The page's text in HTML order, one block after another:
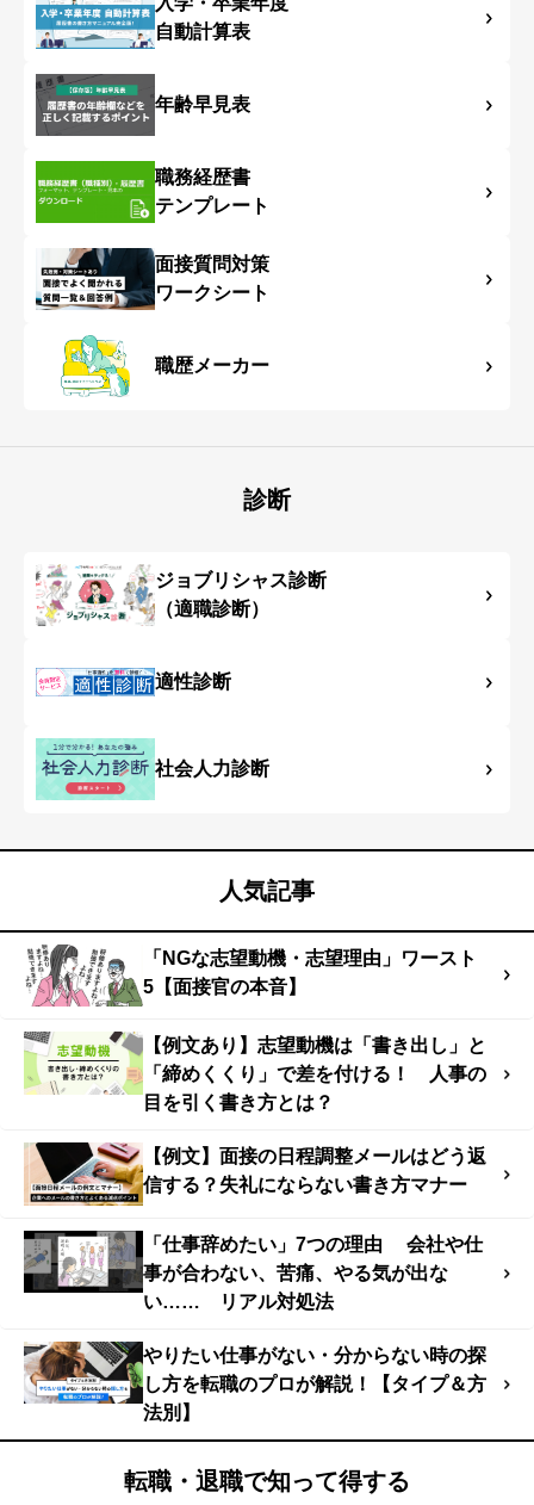
自動計算表
年齢早見表
職務経歴書
テンプレート
面接質問対策
ワークシート
職歴メーカー
診断
ジョブリシャス診断
（適職診断）
適性診断
社会人力診断
人気記事
「NGな志望動機・志望理由」ワースト
5【面接官の本音】
【例文あり】志望動機は「書き出し」と
「締めくくり」で差を付ける！ 人事の
目を引く書き方とは？
【例文】面接の日程調整メールはどう返
信する？失礼にならない書き方マナー
「仕事辞めたい」7つの理由 会社や仕
事が合わない、苦痛、やる気が出な
い…… リアル対処法
やりたい仕事がない・分からない時の探
し方を転職のプロが解説！【タイプ＆方
法別】
転職・退職で知って得する